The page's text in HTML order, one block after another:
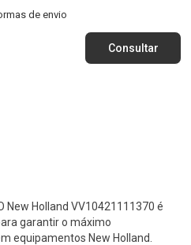
de envio
New Holland VV10421111370 é
garantir o máximo
equipamentos New Holland.